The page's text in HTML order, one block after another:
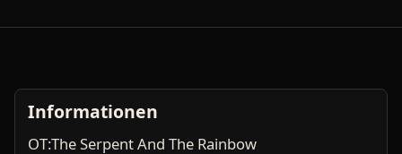
Informationen
OT:The Serpent And The Rainbow